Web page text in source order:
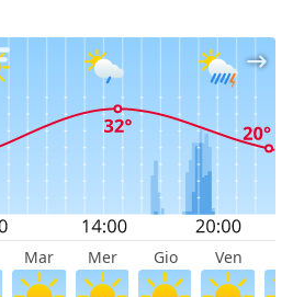
Mar Mer Gio Ven